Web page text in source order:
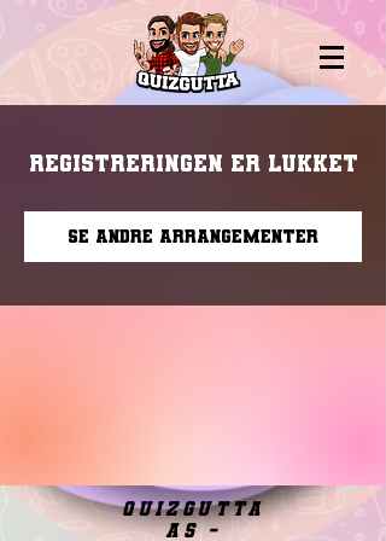
Registreringen er lukket
Se andre arrangementer
quizgutta
as -